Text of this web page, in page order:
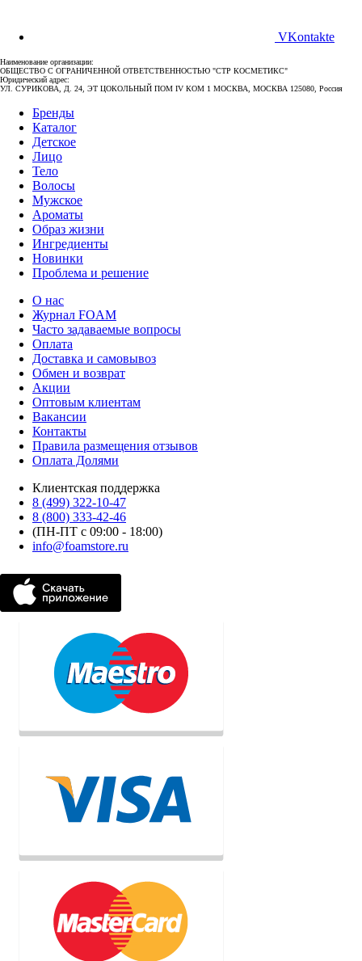
VKontakte
Наименование организации:
ОБЩЕСТВО С ОГРАНИЧЕННОЙ ОТВЕТСТВЕННОСТЬЮ "СТР КОСМЕТИКС"
Юридический адрес:
УЛ. СУРИКОВА, Д. 24, ЭТ ЦОКОЛЬНЫЙ ПОМ IV КОМ 1 МОСКВА, МОСКВА 125080, Россия
Бренды
Каталог
Детское
Лицо
Тело
Волосы
Мужское
Ароматы
Образ жизни
Ингредиенты
Новинки
Проблема и решение
О нас
Журнал FOAM
Часто задаваемые вопросы
Оплата
Доставка и самовывоз
Обмен и возврат
Акции
Оптовым клиентам
Вакансии
Контакты
Правила размещения отзывов
Оплата Долями
Клиентская поддержка
8 (499) 322-10-47
8 (800) 333-42-46
(ПН-ПТ с 09:00 - 18:00)
info@foamstore.ru